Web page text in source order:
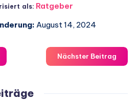
als: Ratgeber
August 14, 2024
Nächster Beitrag